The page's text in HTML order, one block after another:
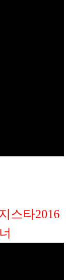
스타2016